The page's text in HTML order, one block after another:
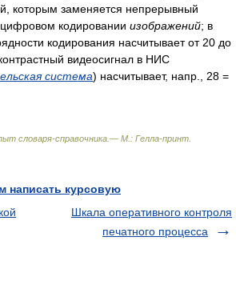
которым заменяется непрерывный
кодировании изображений; в
кодирования насчитывает от 20 до
видеосигнал в НИС
система) насчитывает, напр., 28 =
словаря-справочника.— М.: Гелла-принт
написать курсовую
Шкала оперативного контроля
печатного процесса